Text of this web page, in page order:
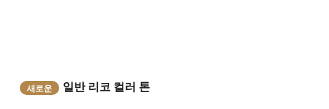
새로운 일반 리코 컬러 톤